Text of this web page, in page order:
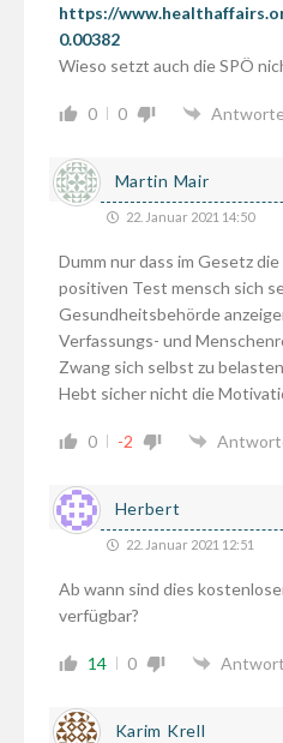
https://
0.00382
Wieso setzt auch die SPÖ
0 0
Martin Mair
22. Januar 2021 14:50
Dumm nur dass im Gesetz
positiven Test mensch sich
Gesundheitsbehörde
Verfassungs- und
Zwang sich selbst zu
Hebt sicher nicht die
0 -2
Herbert
22. Januar 2021 12:51
Ab wann sind dies
verfügbar?
14 0
Karim Krell